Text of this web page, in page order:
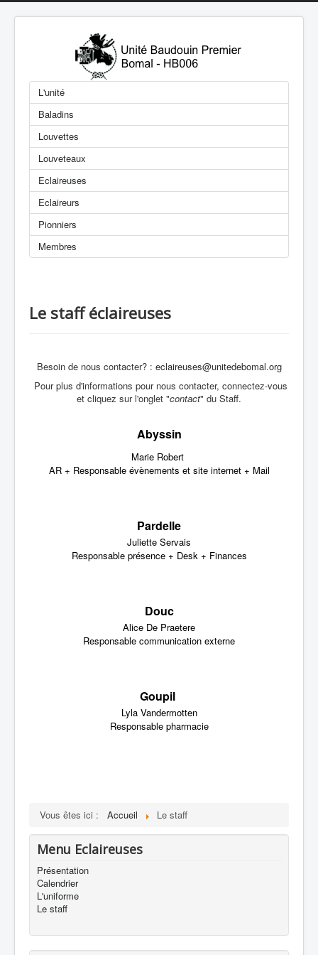
L'unité
Baladins
Louvettes
Louveteaux
Eclaireuses
Eclaireurs
Pionniers
Membres
Le staff éclaireuses
Besoin de nous contacter? : eclaireuses@unitedebomal.org
Pour plus d'informations pour nous contacter, connectez-vous
et cliquez sur l'onglet "contact" du Staff.
Abyssin
Marie Robert
AR + Responsable évènements et site internet + Mail
Pardelle
Juliette Servais
Responsable présence + Desk + Finances
Douc
Alice De Praetere
Responsable communication externe
Goupil
Lyla Vandermotten
Responsable pharmacie
Vous êtes ici : Accueil Le staff
Menu Eclaireuses
Présentation
Calendrier
L'uniforme
Le staff